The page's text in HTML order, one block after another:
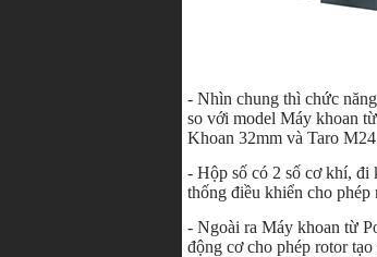
- Nhìn chung thì chức
so với model Máy khoan
Khoan 32mm và Taro
- Hộp số có 2 số cơ khí, đi
thống điều khiển cho
- Ngoài ra Máy khoan từ
động cơ cho phép rotor